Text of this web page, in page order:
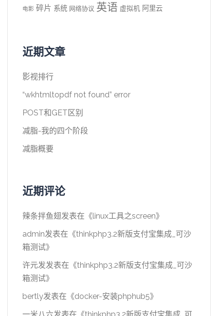
电影 碎片 系统 网络协议 英语 虚拟机 阿里云
近期文章
影视排行
“wkhtmltopdf not found” error
POST和GET区别
减脂-我的四个阶段
减脂概要
近期评论
辣条拌鱼翅发表在《linux工具之screen》
admin发表在《thinkphp3.2新版支付宝集成_可沙
箱测试》
许元发发表在《thinkphp3.2新版支付宝集成_可沙
箱测试》
bertly发表在《docker-安装phphub5》